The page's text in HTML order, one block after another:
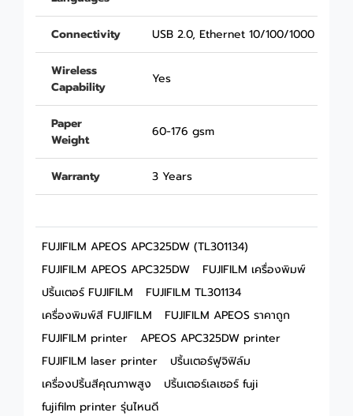
Connectivity USB 2.0, Ethernet 10/100/1000
Wireless
Capability
Yes
Paper
Weight
60-176 gsm
Warranty 3 Years
FUJIFILM APEOS APC325DW (TL301134)
FUJIFILM APEOS APC325DW
FUJIFILM เครื่องพิมพ์
ปริ้นเตอร์ FUJIFILM
FUJIFILM TL301134
เครื่องพิมพ์สี FUJIFILM
FUJIFILM APEOS ราคาถูก
FUJIFILM printer
APEOS APC325DW printer
FUJIFILM laser printer
ปริ้นเตอร์ฟูจิฟิล์ม
เครื่องปริ้นสีคุณภาพสูง
ปริ้นเตอร์เลเซอร์ fuji
fujifilm printer รุ่นไหนดี